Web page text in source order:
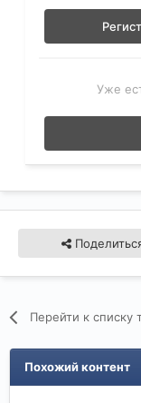
Уже
Перейти к списку
Похожий контент